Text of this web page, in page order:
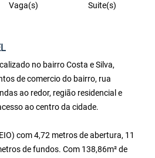
Vaga(s)
Suite(s)
no bairro Costa e Silva,
de comercio do bairro, rua
ao redor, região residencial e
ao centro da cidade.
com 4,72 metros de abertura, 11
de fundos. Com 138,86m² de